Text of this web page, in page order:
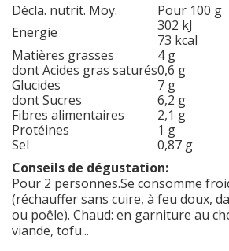
Décla. nutrit. Moy.
Pour 100 g
Energie
302 kJ
73 kcal
Matières grasses
dont Acides gras saturés
4 g
0,6 g
Glucides
dont Sucres
7 g
6,2 g
Fibres alimentaires
2,1 g
Protéines
1 g
Sel
0,87 g
Conseils de dégustation:
Pour 2 personnes.Se consomme
(réchauffer sans cuire, à feu doux,
ou poêle). Chaud: en garniture au
viande, tofu...